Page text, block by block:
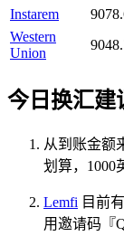
Instarem
Western
Union
今日换汇建
从到账金额
划算，1000
Lemfi 目前
用邀请码『